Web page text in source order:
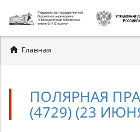
Вы
здесь
Главная
ПОЛЯРНАЯ
(4729) (23